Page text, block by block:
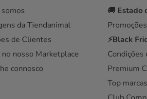
da Tiendanimal
de Clientes
no nosso Marketplace
connosco
🚚 Estado
⚡Black
Condições
Premium
Top marcas